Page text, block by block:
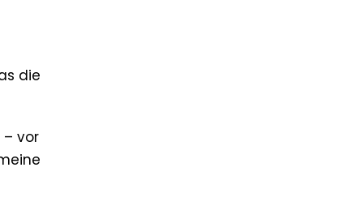
die
– vor